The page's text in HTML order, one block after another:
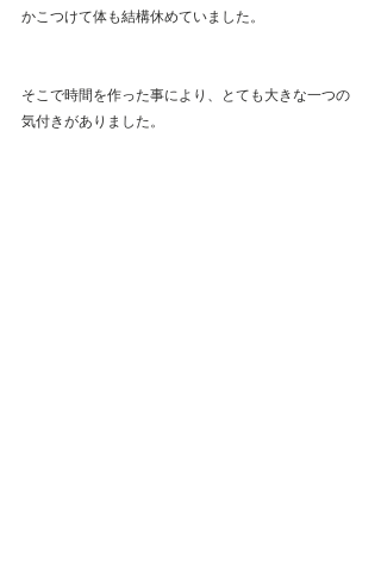
かこつけて体も結構休めていました。
そこで時間を作った事により、とても大きな一つの
気付きがありました。